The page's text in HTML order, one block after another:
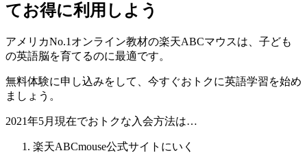
てお得に利用しよう
アメリカNo.1オンライン教材の楽天ABCマウスは、子ども
の英語脳を育てるのに最適です。
無料体験に申し込みをして、今すぐおトクに英語学習を始め
ましょう。
2021年5月現在でおトクな入会方法は…
楽天ABCmouse公式サイトにいく